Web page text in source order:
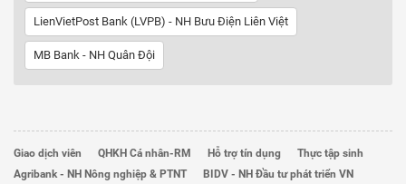
LienVietPost Bank (LVPB) - NH Bưu Điện Liên Việt
MB Bank - NH Quân Đội
Giao dịch viên QHKH Cá nhân-RM Hỗ trợ tín dụng
Thực tập sinh
Agribank - NH Nông nghiệp & PTNT
BIDV - NH Đầu tư phát triển VN